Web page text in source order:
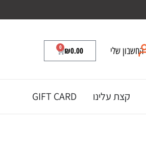
החשבון שלי ₪0.00
0
קצת עלינו GIFT CARD